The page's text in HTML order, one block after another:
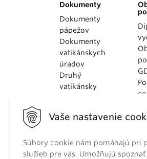
Vaše nastavenie
Súbory cookie nám pomáhajú pri
služieb pre vás. Umožňujú
Dokumenty
Dokumenty
pápežov
Dokumenty
vatikánskych
úradov
Druhý
vatikánsky
KBS
kánonického
práva